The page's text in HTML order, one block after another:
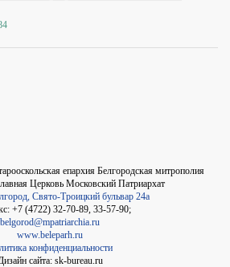
епархия Белгородская митрополия
Церковь Московский Патриархат
Свято-Троицкий бульвар 24а
+7 (4722) 32-70-89, 33-57-90;
belgorod@mpatriarchia.ru
www.beleparh.ru
конфиденциальности
сайта: sk-bureau.ru